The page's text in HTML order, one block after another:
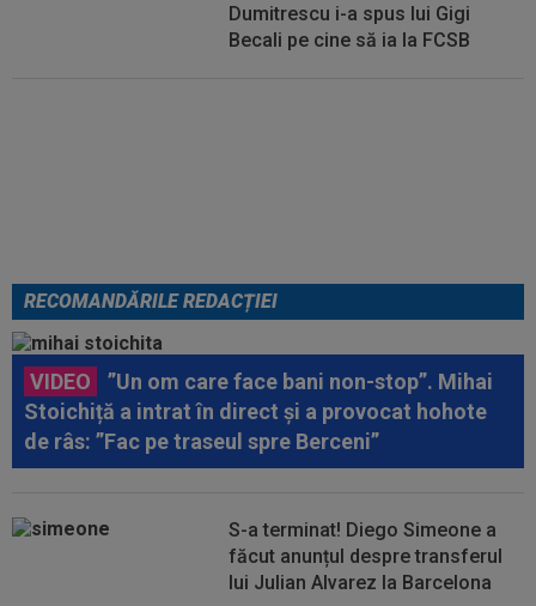
Dumitrescu i-a spus lui Gigi
Becali pe cine să ia la FCSB
RECOMANDĂRILE REDACȚIEI
VIDEO
”Un om care face bani non-stop”. Mihai
Stoichiță a intrat în direct și a provocat hohote
de râs: ”Fac pe traseul spre Berceni”
S-a terminat! Diego Simeone a
făcut anunțul despre transferul
lui Julian Alvarez la Barcelona